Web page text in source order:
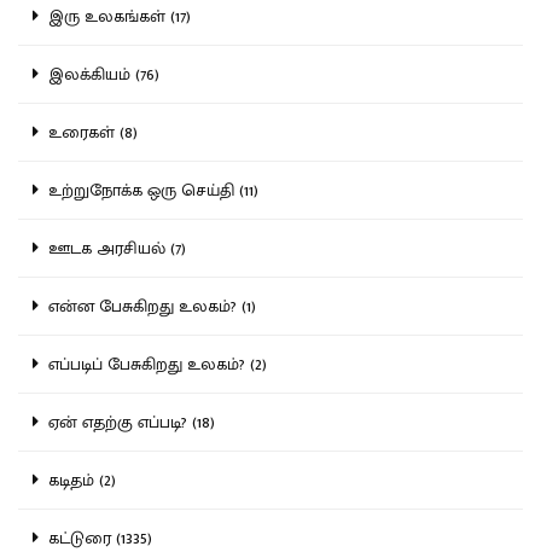
இரு உலகங்கள் (17)
இலக்கியம் (76)
உரைகள் (8)
உற்றுநோக்க ஒரு செய்தி (11)
ஊடக அரசியல் (7)
என்ன பேசுகிறது உலகம்? (1)
எப்படிப் பேசுகிறது உலகம்? (2)
ஏன் எதற்கு எப்படி? (18)
கடிதம் (2)
கட்டுரை (1335)